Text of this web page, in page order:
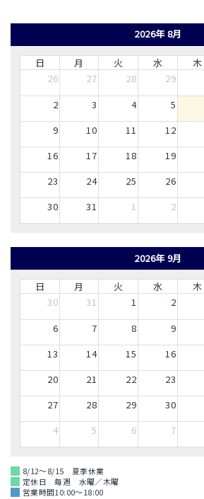
2026年 8月
日 月 火 水 木
26
27 28 29
2
3 4 5
9
10 11 12
16
17 18 19
23
24 25 26
30
31 1 2
2026年 9月
日 月 火 水 木
30
31 1 2
6
7 8 9
13
14 15 16
20
21 22 23
27
28 29 30
4
5 6 7
8/12～8/15 夏季休業
定休日 毎週 水曜／木曜
営業時間10:00～18:00